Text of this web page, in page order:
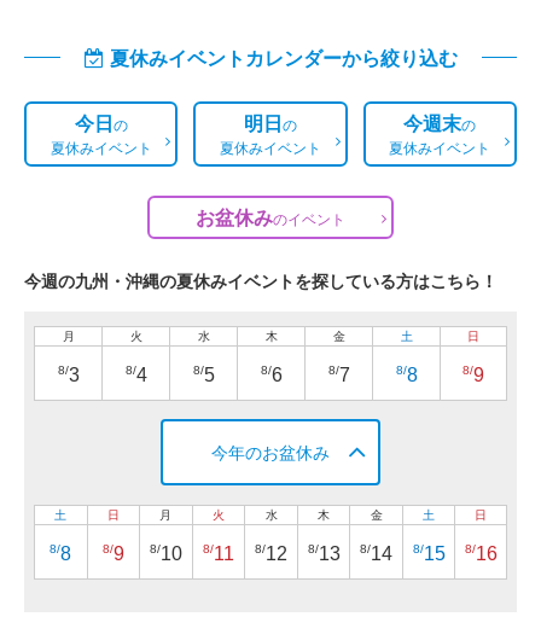
夏休みイベントカレンダーから絞り込む
今日の
夏休みイベント
明日の
夏休みイベント
今週末の
夏休みイベント
お盆休みのイベント
今週の九州・沖縄の夏休みイベントを探している方はこちら！
月
8/3
火
8/4
水
8/5
木
8/6
金
8/7
土
8/8
日
8/9
今年のお盆休み
土
8/8
日
8/9
月
8/10
火
8/11
水
8/12
木
8/13
金
8/14
土
8/15
日
8/16